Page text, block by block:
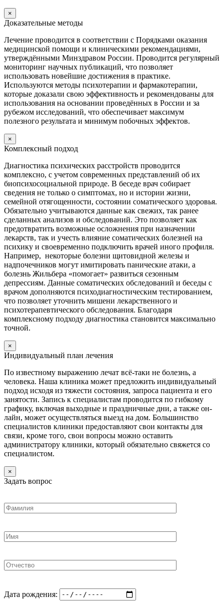
×
Доказательные методы
Лечение проводится в соответствии с Порядками оказания
медицинской помощи и клиническими рекомендациями,
утверждёнными Минздравом России. Проводится регулярный
мониторинг научных публикаций, что позволяет
использовать новейшие достижения в практике.
Используются методы психотерапии и фармакотерапии,
которые доказали свою эффективность и рекомендованы для
использования на основании проведённых в России и за
рубежом исследований, что обеспечивает максимум
полезного результата и минимум побочных эффектов.
×
Комплексный подход
Диагностика психических расстройств проводится
комплексно, с учетом современных представлений об их
биопсихосоциальной природе. В беседе врач собирает
сведения не только о симптомах, но и истории жизни,
семейной отягощенности, состоянии соматического здоровья.
Обязательно учитываются данные как свежих, так ранее
сделанных анализов и обследований. Это позволяет как
предотвратить возможные осложнения при назначении
лекарств, так и учесть влияние соматических болезней на
психику и своевременно подключить врачей иного профиля.
Например, некоторые болезни щитовидной железы и
надпочечников могут имитировать панические атаки, а
болезнь Жильбера «помогает» развиться сезонным
депрессиям. Данные соматических обследований и беседы с
врачом дополняются психодиагностическим тестированием,
что позволяет уточнить мишени лекарственного и
психотерапевтического обследования. Благодаря
комплексному подходу диагностика становится максимально
точной.
×
Индивидуальный план лечения
По известному выражению лечат всё-таки не болезнь, а
человека. Наша клиника может предложить индивидуальный
подход исходя из тяжести состояния, запроса пациента и его
занятости. Запись к специалистам проводится по гибкому
графику, включая выходные и праздничные дни, а также он-
лайн, может осуществляться выезд на дом. Большинство
специалистов клиники предоставляют свои контакты для
связи, кроме того, свои вопросы можно оставить
администратору клиники, который обязательно свяжется со
специалистом.
×
Задать вопрос
Дата рождения: